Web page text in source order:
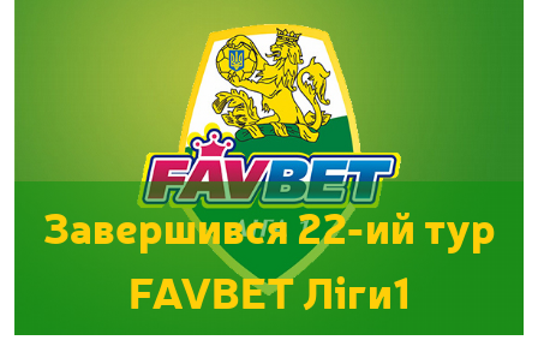
Завершився 22-ий тур
FAVBET Ліги1